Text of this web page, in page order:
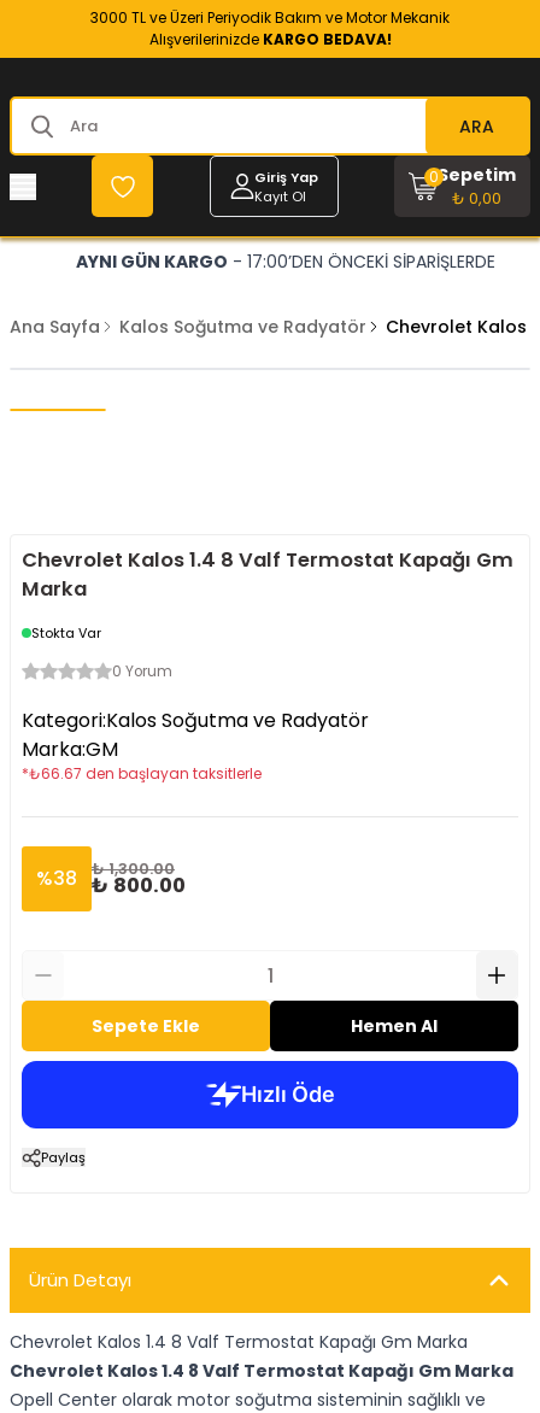
3000 TL ve Üzeri Periyodik Bakım ve Motor Mekanik
Alışverilerinizde KARGO BEDAVA!
ARA
Giriş Yap
Kayıt Ol
Sepetim
₺ 0,00
0
AYNI GÜN KARGO - 17:00’DEN ÖNCEKİ SİPARİŞLERDE
Ana Sayfa Kalos Soğutma ve Radyatör Chevrolet Kalos
Chevrolet Kalos 1.4 8 Valf Termostat Kapağı Gm
Marka
Stokta Var
0 Yorum
Kategori:Kalos Soğutma ve Radyatör
Marka:GM
*₺66.67 den başlayan taksitlerle
%38 ₺ 1,300.00
₺ 800.00
Sepete Ekle Hemen Al
Paylaş
Ürün Detayı
Chevrolet Kalos 1.4 8 Valf Termostat Kapağı Gm Marka
Chevrolet Kalos 1.4 8 Valf Termostat Kapağı Gm Marka
Opell Center olarak motor soğutma sisteminin sağlıklı ve